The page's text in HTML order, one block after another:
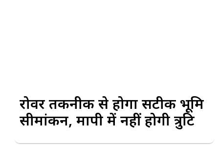
रोवर तकनीक से होगा सटीक भूमि
सीमांकन, मापी में नहीं होगी त्रुटि